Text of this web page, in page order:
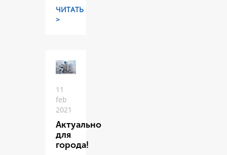
ЧИТАТЬ
>
11
feb
2021
Актуально
для
города!